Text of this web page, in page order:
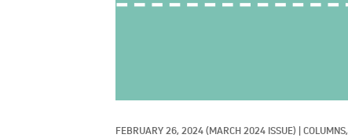
FEBRUARY 26, 2024 (MARCH 2024 ISSUE) COLUMNS,